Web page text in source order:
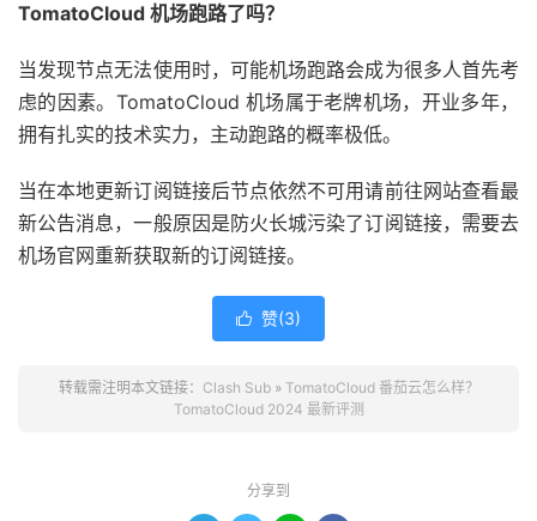
TomatoCloud 机场跑路了吗？
当发现节点无法使用时，可能机场跑路会成为很多人首先考
虑的因素。TomatoCloud 机场属于老牌机场，开业多年，
拥有扎实的技术实力，主动跑路的概率极低。
当在本地更新订阅链接后节点依然不可用请前往网站查看最
新公告消息，一般原因是防火长城污染了订阅链接，需要去
机场官网重新获取新的订阅链接。
 赞(3)
转载需注明本文链接： Clash Sub» TomatoCloud 番茄云怎么样？
TomatoCloud 2024 最新评测
分享到